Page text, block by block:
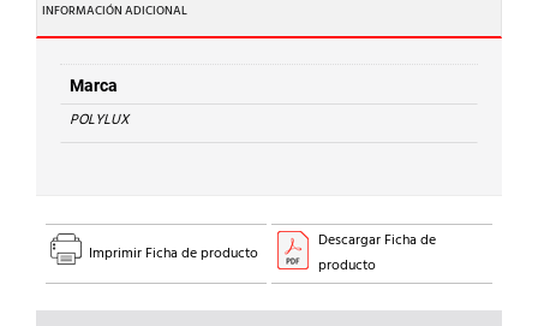
INFORMACIÓN ADICIONAL
Marca
POLYLUX
Imprimir Ficha de producto
Descargar Ficha de
producto